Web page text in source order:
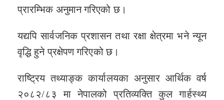
प्रारम्भिक अनुमान गरिएको छ।
यद्यपि सार्वजनिक प्रशासन तथा रक्षा क्षेत्रमा भने न्यून
वृद्धि हुने प्रक्षेपण गरिएको छ।
राष्ट्रिय तथ्याङ्क कार्यालयका अनुसार आर्थिक वर्ष
२०८२/८३ मा नेपालको प्रतिव्यक्ति कुल गार्हस्थ्य